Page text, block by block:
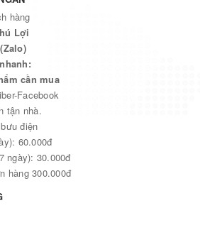
tặng bé tủ sách trọn bộ 10 cuốn:
viết
hàng
Lợi
cần mua
Facebook
tận nhà.
điện
60.000đ
ngày): 30.000đ
hàng 300.000đ